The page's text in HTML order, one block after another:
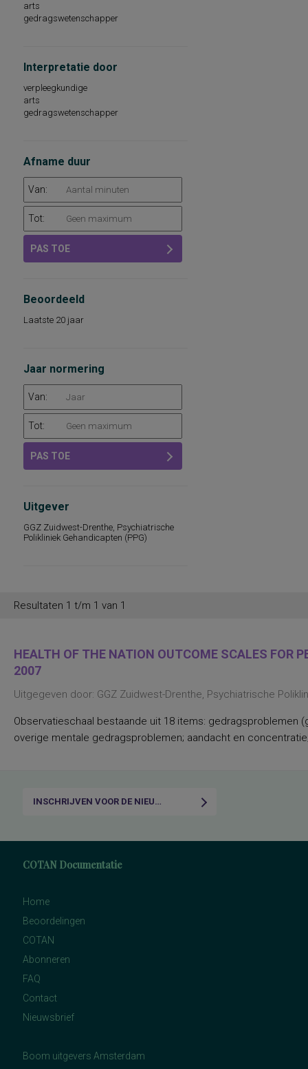
arts
gedragswetenschapper
Interpretatie door
verpleegkundige
arts
gedragswetenschapper
Afname duur
Van:
Tot:
PAS TOE
Beoordeeld
Laatste 20 jaar
Jaar normering
Van:
Tot:
PAS TOE
Uitgever
GGZ Zuidwest-Drenthe, Psychiatrische
Polikliniek Gehandicapten (PPG)
Resultaten 1 t/m 1 van 1
HEALTH OF THE NATION OUTCOME SCALES FOR
2007
Uitgegeven door: GGZ Zuidwest-Drenthe, Psychiatrische
Observatieschaal bestaande uit 18 items:
overige mentale gedragsproblemen; aandacht en
INSCHRIJVEN VOOR DE NIEUWSBRIEF
COTAN Documentatie
Home
Beoordelingen
COTAN
Abonneren
FAQ
Contact
Nieuwsbrief
Boom uitgevers Amsterdam